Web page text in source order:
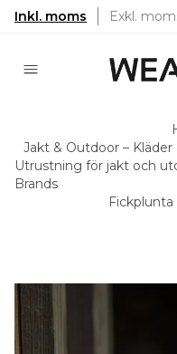
Inkl. moms Exkl.
Jakt & Outdoor –
Utrustning för jakt och
Brands